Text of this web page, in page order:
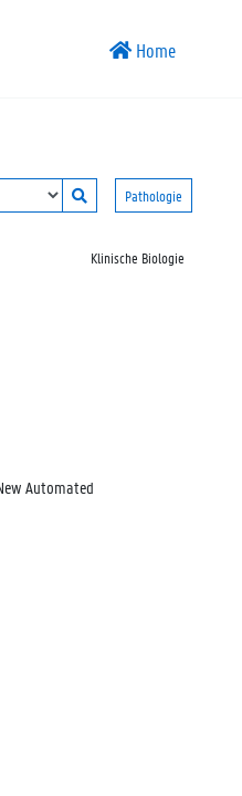
Home
Pathologie
Klinische Biologie
Automated